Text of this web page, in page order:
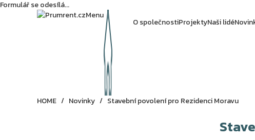
Formulář se odesílá...
Menu
O společnostiProjektyNaši lidé
HOME / Novinky / Stavební povolení pro Rezidenci Moravu